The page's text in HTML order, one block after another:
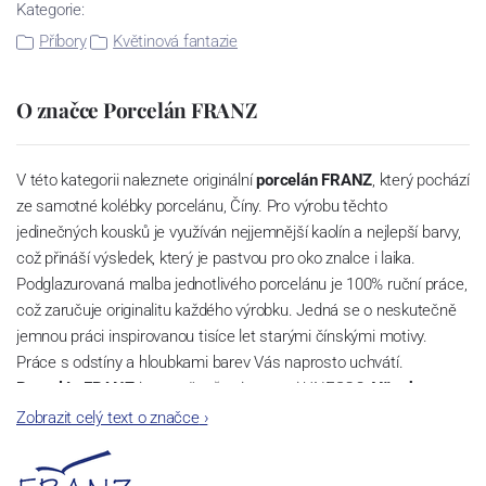
Kategorie:
Příbory
Květinová fantazie
O značce Porcelán FRANZ
V této kategorii naleznete originálníporcelán FRANZ, který pochází
ze samotné kolébky porcelánu, Číny. Pro výrobu těchto
jedinečných kousků je využíván nejjemnější kaolín a nejlepší barvy,
což přináší výsledek, který je pastvou pro oko znalce i laika.
Podglazurovaná malba jednotlivého porcelánu je 100% ruční práce,
což zaručuje originalitu každého výrobku. Jedná se o neskutečně
jemnou práci inspirovanou tisíce let starými čínskými motivy.
Práce s odstíny a hloubkami barev Vás naprosto uchvátí.
Porcelán FRANZje oceněn třemi cenami UNESCO.Všechny
výrobky porcelánky FRANZ jsou špičkově baleny v oddolných
Při zasílaní navíc již odolné tovární krabice vkládáme do
Zobrazit celý text o značce›